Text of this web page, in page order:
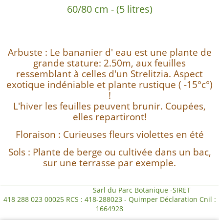
60/80 cm - (5 litres)
Arbuste : Le bananier d' eau est une plante de
grande stature: 2.50m, aux feuilles
ressemblant à celles d'un Strelitzia. Aspect
exotique indéniable et plante rustique ( -15°c°)
!
L'hiver les feuilles peuvent brunir. Coupées,
elles repartiront!
Floraison : Curieuses fleurs violettes en été
Sols : Plante de berge ou cultivée dans un bac,
sur une terrasse par exemple.
Sarl du Parc Botanique -SIRET
418 288 023 00025 RCS : 418-288023 - Quimper Déclaration Cnil :
1664928